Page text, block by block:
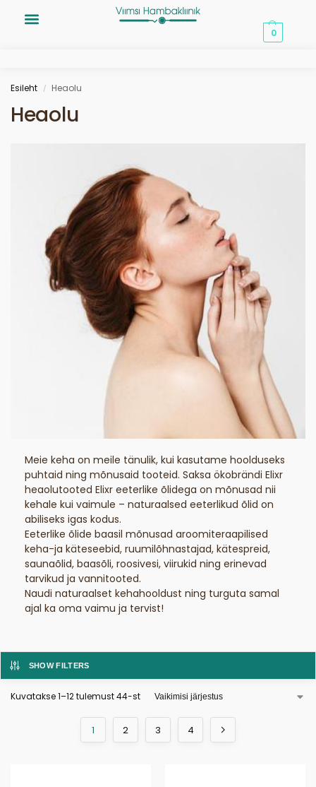
0
Esileht / Heaolu
Heaolu
Meie keha on meile tänulik, kui kasutame hoolduseks
puhtaid ning mõnusaid tooteid. Saksa ökobrändi Elixr
heaolutooted Elixr eeterlike õlidega on mõnusad nii
kehale kui vaimule – naturaalsed eeterlikud õlid on
abiliseks igas kodus.
Eeterlike õlide baasil mõnusad aroomiteraapilised
keha-ja käteseebid, ruumilõhnastajad, kätespreid,
saunaõlid, baasõli, roosivesi, viirukid ning erinevad
tarvikud ja vannitooted.
Naudi naturaalset kehahooldust ning turguta samal
ajal ka oma vaimu ja tervist!
SHOW FILTERS
Kuvatakse 1–12 tulemust 44-st
1 2 3 4